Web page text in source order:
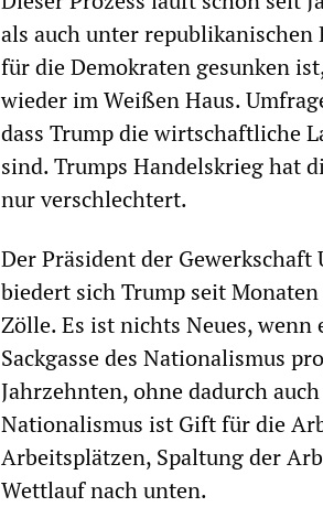
als auch unter
für die Demokraten gesunken
wieder im Weißen Haus.
dass Trump die wirtschaftliche
sind. Trumps Handelskrieg hat
nur verschlechtert.
Der Präsident der
biedert sich Trump seit
Zölle. Es ist nichts Neues,
Sackgasse des Nationalismus
Jahrzehnten, ohne dadurch
Nationalismus ist Gift für die
Arbeitsplätzen, Spaltung der
Wettlauf nach unten.